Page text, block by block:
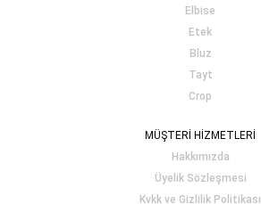
Elbise
Etek
Bluz
Tayt
Crop
MÜŞTERİ HİZMETLERİ
Hakkımızda
Üyelik Sözleşmesi
Kvkk ve Gizlilik Politikası